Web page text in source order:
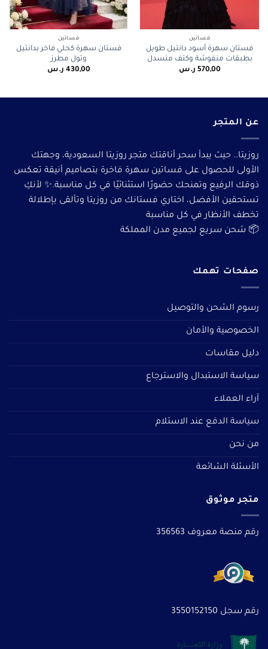
فساتين
فستان سهرة أسود دانتيل طويل
بطبقات منفوشة وكتف منسدل
570,00 ر.س
فساتين
فستان سهرة كحلي فاخر بدانتيل
وتول مطرز
430,00 ر.س
عن المتجر
روزيتا.. حيث يبدأ سحر أناقتك متجر روزيتا السعودية، وجهتك
الأولى للحصول على فساتين سهرة فاخرة بتصاميم أنيقة تعكس
ذوقك الرفيع وتمنحك حضورًا استثنائيًا في كل مناسبة.✨ لأنكِ
تستحقين الأفضل، اختاري فستانك من روزيتا وتألقى بإطلالة
تخطف الأنظار في كل مناسبة
📦 شحن سريع لجميع مدن المملكة
صفحات تهمك
رسوم الشحن والتوصيل
الخصوصية والأمان
دليل مقاسات
سياسة الاستبدال والاسترجاع
آراء العملاء
سياسة الدفع عند الاستلام
من نحن
الأسئلة الشائعة
متجر موثوق
رقم منصة معروف 356563
رقم سجل 3550152150